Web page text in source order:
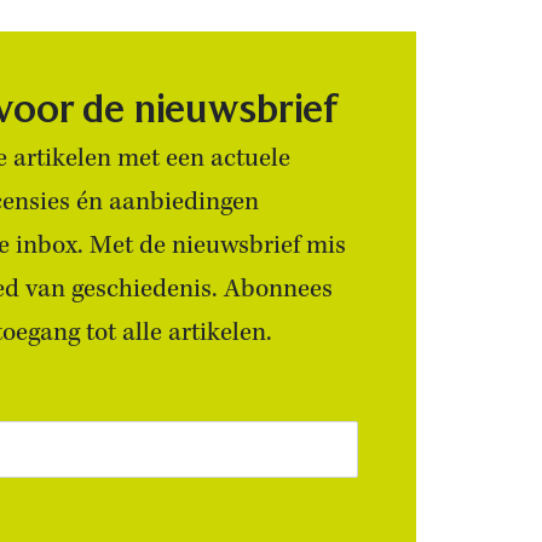
de nieuwsbrief
artikelen met een actuele
én aanbiedingen
inbox. Met de nieuwsbrief mis
van geschiedenis. Abonnees
tot alle artikelen.